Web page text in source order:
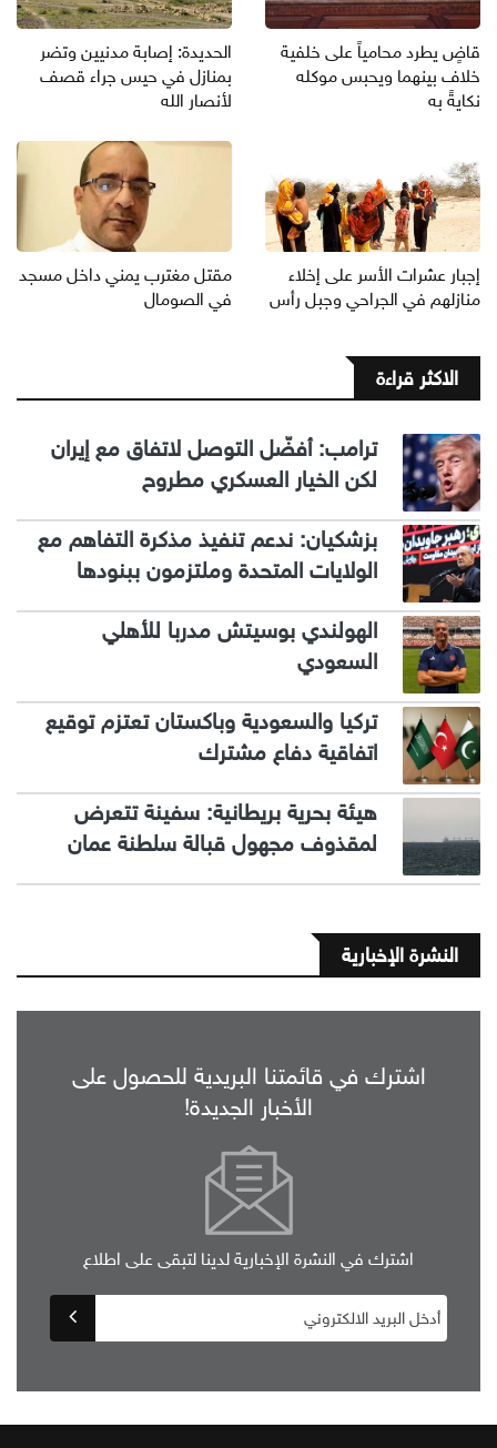
قاضٍ يطرد محامياً على خلفية
خلاف بينهما ويحبس موكله
نكايةً به
الحديدة: إصابة مدنيين وتضر
بمنازل في حيس جراء قصف
لأنصار الله
إجبار عشرات الأسر على إخلاء
منازلهم في الجراحي وجبل رأس
مقتل مغترب يمني داخل مسجد
في الصومال
الاكثر قراءة
ترامب: أفضّل التوصل لاتفاق مع إيران
لكن الخيار العسكري مطروح
بزشكيان: ندعم تنفيذ مذكرة التفاهم مع
الولايات المتحدة وملتزمون ببنودها
الهولندي بوسيتش مدربا للأهلي
السعودي
تركيا والسعودية وباكستان تعتزم توقيع
اتفاقية دفاع مشترك
هيئة بحرية بريطانية: سفينة تتعرض
لمقذوف مجهول قبالة سلطنة عمان
النشرة الإخبارية
اشترك في قائمتنا البريدية للحصول على
الأخبار الجديدة!
اشترك في النشرة الإخبارية لدينا لتبقى على اطلاع